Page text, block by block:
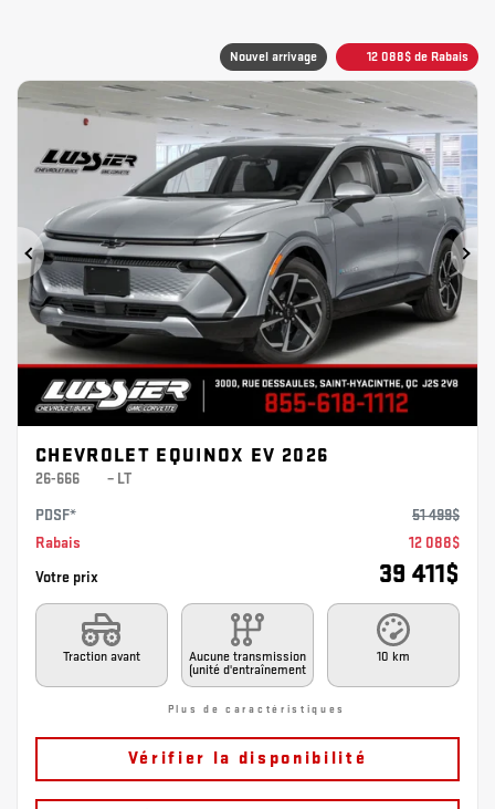
Nouvel arrivage 12 088$ de Rabais
Précédent
CHEVROLET EQUINOX EV 2026
26-666
– LT
PDSF*
51 499$
Rabais
12 088$
Votre prix
39 411$
Traction avant
Aucune transmission
(unité d'entraînement
10 km
Plus de caractéristiques
Vérifier la disponibilité